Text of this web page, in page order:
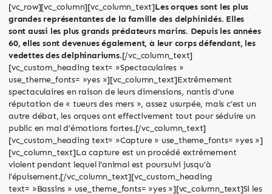
[vc_row][vc_column][vc_column_text]Les orques sont les plus
grandes représentantes de la famille des delphinidés. Elles
sont aussi les plus grands prédateurs marins. Depuis les années
60, elles sont devenues également, à leur corps défendant, les
vedettes des delphinariums.[/vc_column_text]
[vc_custom_heading text= »Spectaculaires »
use_theme_fonts= »yes »][vc_column_text]Extrêmement
spectaculaires en raison de leurs dimensions, nantis d’une
réputation de « tueurs des mers », assez usurpée, mais c’est un
autre débat, les orques ont effectivement tout pour séduire un
public en mal d’émotions fortes.[/vc_column_text]
[vc_custom_heading text= »Capture » use_theme_fonts= »yes »]
[vc_column_text]La capture est un procédé extrêmement
violent pendant lequel l’animal est poursuivi jusqu’à
l’épuisement.[/vc_column_text][vc_custom_heading
text= »Bassins » use_theme_fonts= »yes »][vc_column_text]Si les